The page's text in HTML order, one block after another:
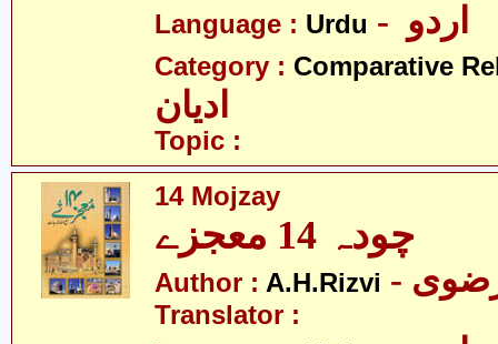
Language : Urdu
Category : Comparative
ادیان
Topic :
14 Mojzay
چودہ 14 معجزے
Author : A.H.Rizvi
Translator :